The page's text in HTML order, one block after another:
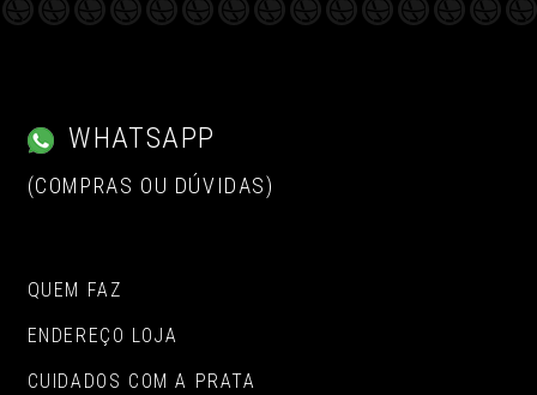
WHATSAPP
(COMPRAS OU DÚVIDAS)
QUEM FAZ
ENDEREÇO LOJA
CUIDADOS COM A PRATA